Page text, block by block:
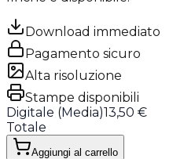
Download immediato
Pagamento sicuro
Alta risoluzione
Stampe disponibili
Digitale (Media)13,50 €
Totale
Aggiungi al carrello